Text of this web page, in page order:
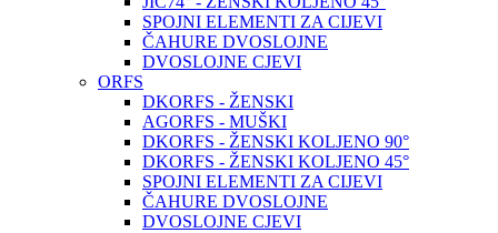
SPOJNI ELEMENTI ZA CIJEVI
ČAHURE DVOSLOJNE
DVOSLOJNE CJEVI
ORFS
DKORFS - ŽENSKI
AGORFS - MUŠKI
DKORFS - ŽENSKI KOLJENO 90°
DKORFS - ŽENSKI KOLJENO 45°
SPOJNI ELEMENTI ZA CIJEVI
ČAHURE DVOSLOJNE
DVOSLOJNE CJEVI